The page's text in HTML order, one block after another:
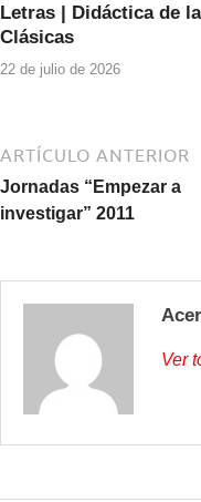
Letras | Didáctica de
Clásicas
22 de julio de 2026
ARTÍCULO ANTERIOR
Jornadas “Empezar a
investigar” 2011
Ver